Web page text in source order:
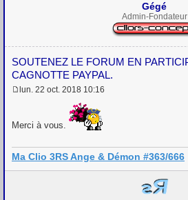
Gégé
Admin-Fondateur
SOUTENEZ LE FORUM EN PARTICIPANT À NOTRE
CAGNOTTE PAYPAL.
s
g
e
lun. 22 oct. 2018 10:16
Merci à vous.
Ma Clio 3RS Ange & Démon #363/666